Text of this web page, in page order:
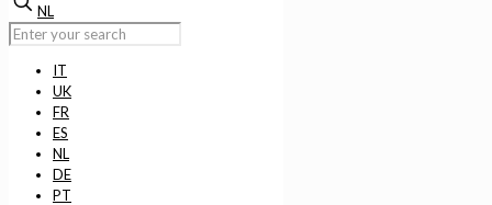
NL
IT
UK
FR
ES
NL
DE
PT